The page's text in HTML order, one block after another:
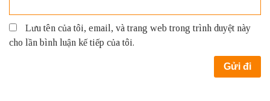
Lưu tên của tôi, email, và trang web trong trình duyệt này
cho lần bình luận kế tiếp của tôi.